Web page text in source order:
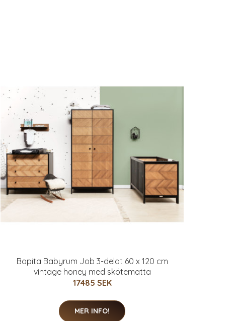
Bopita Babyrum Job 3-delat 60 x 120 cm
vintage honey med skötematta
17485 SEK
MER INFO!